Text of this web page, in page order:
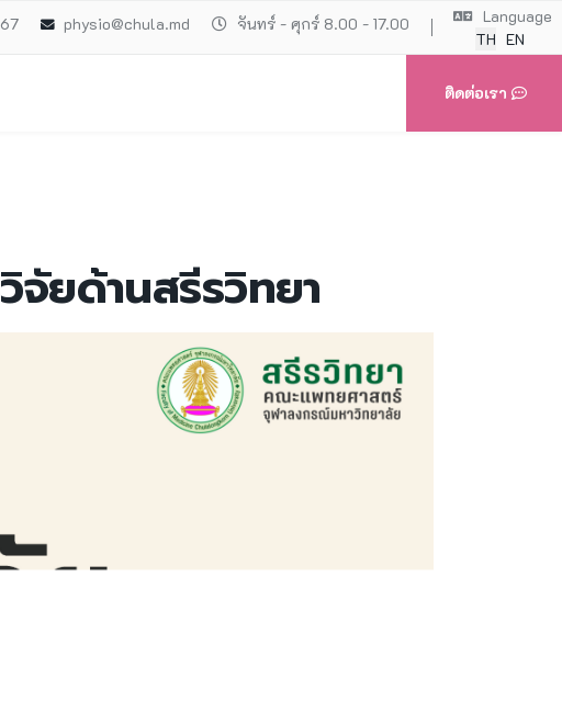
Language
TH EN
physio@chula.md จันทร์ - ศุกร์ 8.00 - 17.00
ติดต่อเรา
ยด้านสรีรวิทยา